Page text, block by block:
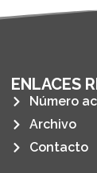
ENLACES
Número
Archivo
Contacto